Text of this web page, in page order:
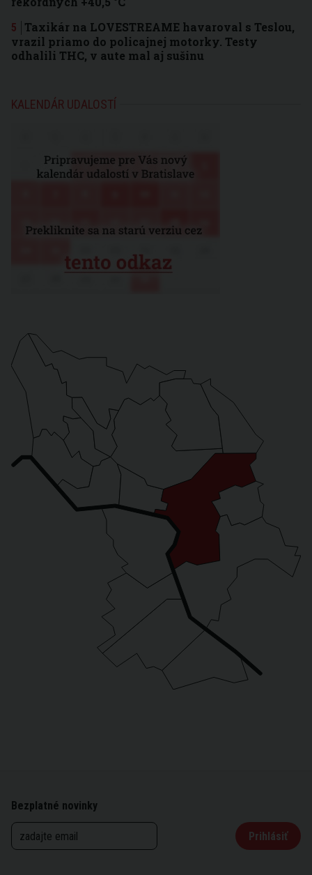
Taxikár na LOVESTREAME havaroval s Teslou,
vrazil priamo do policajnej motorky. Testy
odhalili THC, v aute mal aj sušinu
KALENDÁR UDALOSTÍ
Bezplatné novinky
Prihlásiť